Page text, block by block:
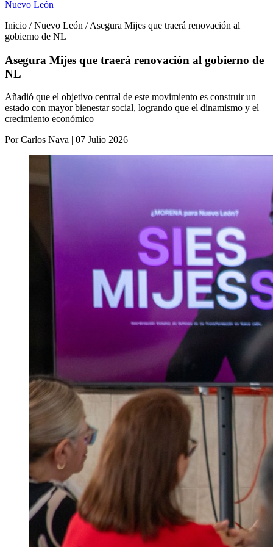
Nuevo León
Inicio / Nuevo León / Asegura Mijes que traerá renovación al
gobierno de NL
Asegura Mijes que traerá renovación al gobierno de
NL
Añadió que el objetivo central de este movimiento es construir un
estado con mayor bienestar social, logrando que el dinamismo y el
crecimiento económico
Por Carlos Nava | 07 Julio 2026